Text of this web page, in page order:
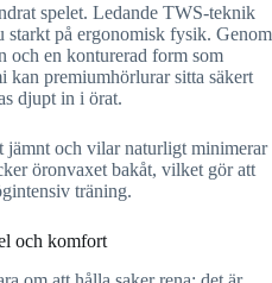
spelet. Ledande TWS-teknik
starkt på ergonomisk fysik. Genom
och en konturerad form som
kan premiumhörlurar sitta säkert
djupt in i örat.
jämnt och vilar naturligt minimerar
öronvaxet bakåt, vilket gör att
träning.
och komfort